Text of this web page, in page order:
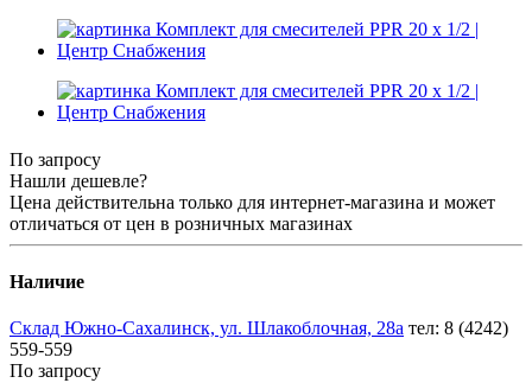
По запросу
Нашли дешевле?
Цена действительна только для интернет-магазина и может
отличаться от цен в розничных магазинах
Наличие
Склад Южно-Сахалинск, ул. Шлакоблочная, 28а тел: 8 (4242)
559-559
По запросу